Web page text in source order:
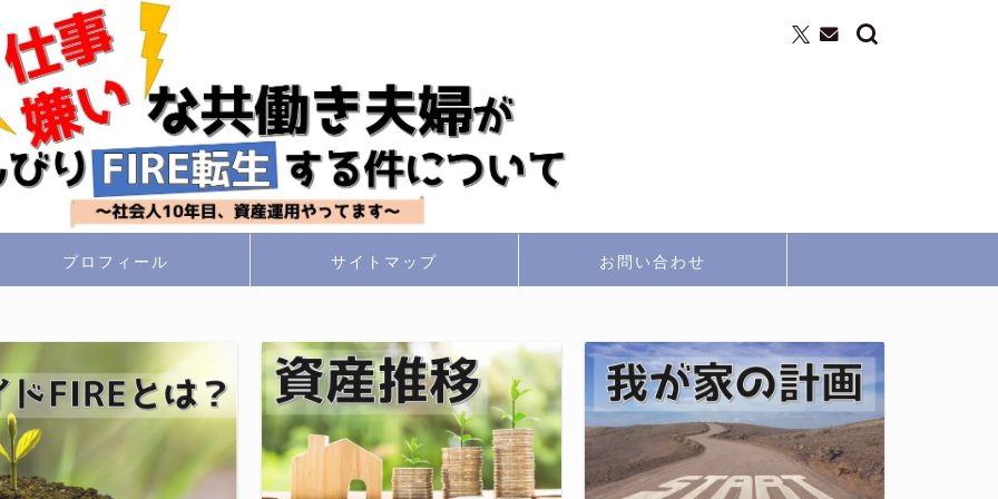
プロフィール サイトマップ お問い合わせ